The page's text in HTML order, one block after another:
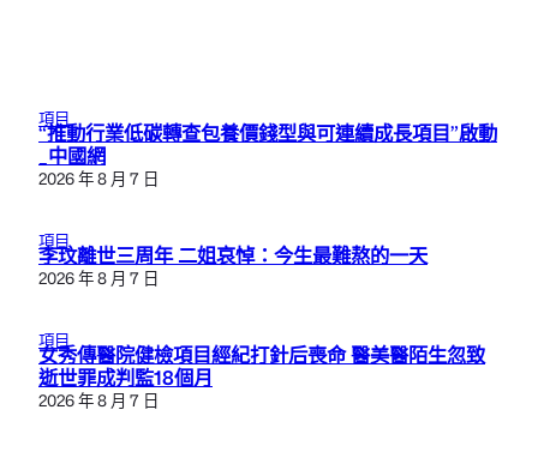
項目
“推動行業低碳轉查包養價錢型與可連續成長項目”啟動
_中國網
2026 年 8 月 7 日
項目
李玟離世三周年 二姐哀悼：今生最難熬的一天
2026 年 8 月 7 日
項目
女秀傳醫院健檢項目經紀打針后喪命 醫美醫陌生忽致
逝世罪成判監18個月
2026 年 8 月 7 日